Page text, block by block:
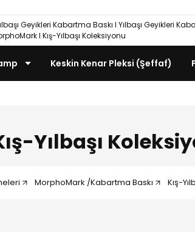
Keskin Kenar Pleksi (Şeffaf)
Yılbaşı
MorphoMark /Kabartma Baskı Kış-